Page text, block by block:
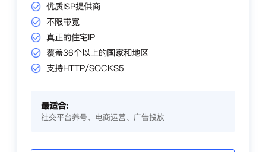
优质ISP提供商
不限带宽
真正的住宅IP
覆盖36个以上的国家和地区
支持HTTP/SOCKS5
最适合:
社交平台养号、电商运营、广告投放